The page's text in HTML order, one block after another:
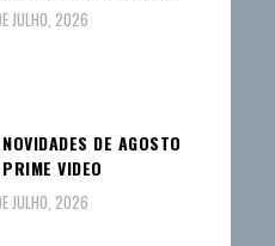
JULHO, 2026
DE AGOSTO
VIDEO
JULHO, 2026